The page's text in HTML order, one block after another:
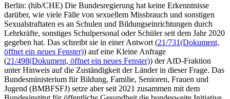
Berlin: (hib/CHE) Die Bundesregierung hat keine Erkenntnisse
darüber, wie viele Fälle von sexuellem Missbrauch und sonstigen
Sexualstraftaten es an Schulen und Bildungseinrichtungen durch
Lehrkräfte, sonstiges Schulpersonal oder Schüler seit dem Jahr 2020
gegeben hat. Das schreibt sie in einer Antwort (21/731(Dokument,
öffnet ein neues Fenster)) auf eine Kleine Anfrage
(21/498(Dokument, öffnet ein neues Fenster)) der AfD-Fraktion
unter Hinweis auf die Zuständigkeit der Länder in dieser Frage. Das
Bundesministerium für Bildung, Familie, Senioren, Frauen und
Jugend (BMBFSFJ) setze aber seit 2021 zusammen mit dem